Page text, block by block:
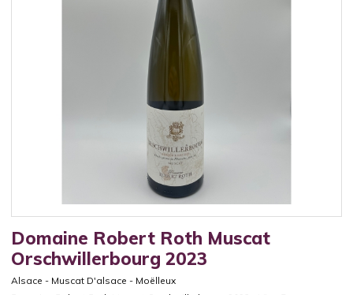
Domaine Robert Roth Muscat
Orschwillerbourg 2023
Alsace - Muscat D'alsace - Moëlleux